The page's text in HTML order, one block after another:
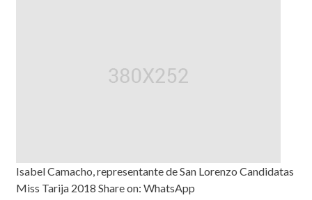
Isabel Camacho, representante de San Lorenzo Candidatas
Miss Tarija 2018 Share on: WhatsApp